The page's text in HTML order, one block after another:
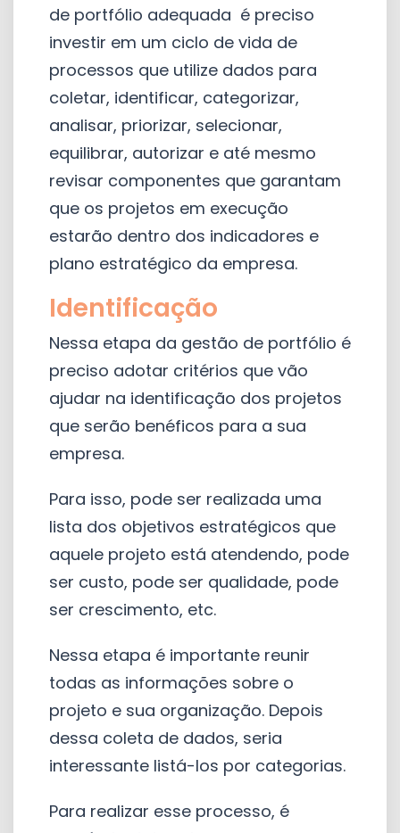
de portfólio adequada é preciso
investir em um ciclo de vida de
processos que utilize dados para
coletar, identificar, categorizar,
analisar, priorizar, selecionar,
equilibrar, autorizar e até mesmo
revisar componentes que garantam
que os projetos em execução
estarão dentro dos indicadores e
plano estratégico da empresa.
Identificação
Nessa etapa da gestão de portfólio é
preciso adotar critérios que vão
ajudar na identificação dos projetos
que serão benéficos para a sua
empresa.
Para isso, pode ser realizada uma
lista dos objetivos estratégicos que
aquele projeto está atendendo, pode
ser custo, pode ser qualidade, pode
ser crescimento, etc.
Nessa etapa é importante reunir
todas as informações sobre o
projeto e sua organização. Depois
dessa coleta de dados, seria
interessante listá-los por categorias.
Para realizar esse processo, é